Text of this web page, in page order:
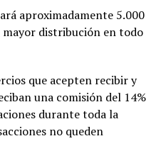
aproximadamente 5.000
distribución en todo
que acepten recibir y
una comisión del 14%
durante toda la
no queden